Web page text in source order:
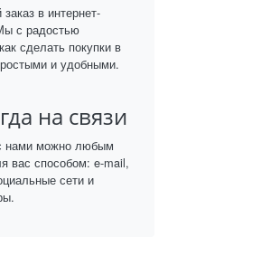
в интернет-
с радостью
сделать покупки в
и удобными.
на связи
нами можно любым
вас способом: e-mail,
сети и